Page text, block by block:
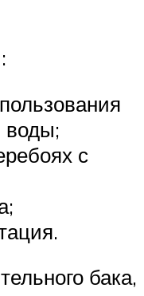
воды;
с
бака,